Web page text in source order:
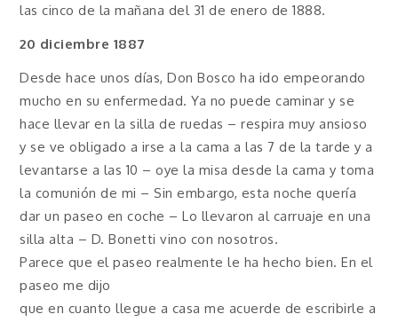
las cinco de la mañana del 31 de enero de 1888.
20 diciembre 1887
Desde hace unos días, Don Bosco ha ido empeorando
mucho en su enfermedad. Ya no puede caminar y se
hace llevar en la silla de ruedas – respira muy ansioso
y se ve obligado a irse a la cama a las 7 de la tarde y a
levantarse a las 10 – oye la misa desde la cama y toma
la comunión de mi – Sin embargo, esta noche quería
dar un paseo en coche – Lo llevaron al carruaje en una
silla alta – D. Bonetti vino con nosotros.
Parece que el paseo realmente le ha hecho bien. En el
paseo me dijo
que en cuanto llegue a casa me acuerde de escribirle a